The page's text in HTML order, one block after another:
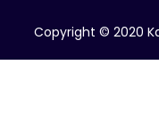
Copyright © 2020